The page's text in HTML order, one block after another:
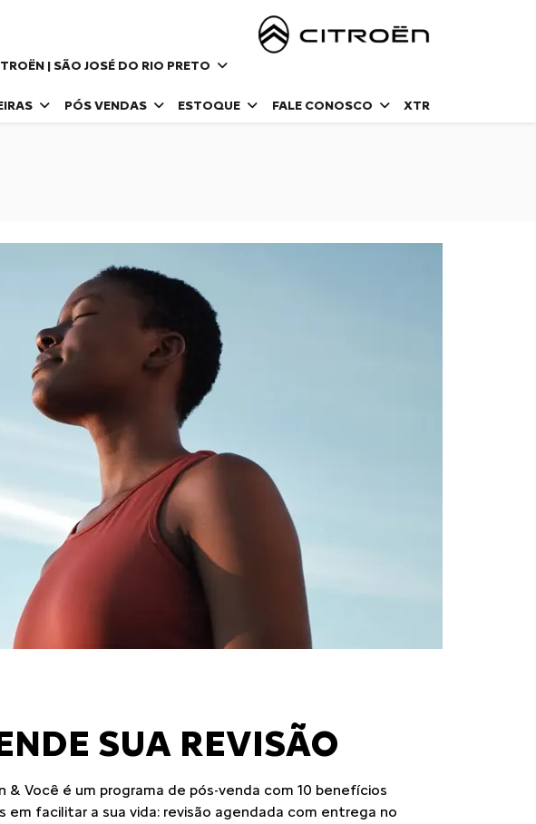
| SÃO JOSÉ DO RIO PRETO
PÓS VENDAS ESTOQUE FALE CONOSCO XTR
SUA REVISÃO
& Você é um programa de pós-venda com 10 benefícios
em facilitar a sua vida: revisão agendada com entrega no